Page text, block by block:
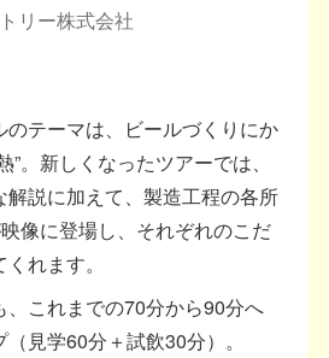
リー株式会社
のテーマは、ビールづくりにか
”。新しくなったツアーでは、
解説に加えて、製造工程の各所
像に登場し、それぞれのこだ
れます。
、これまでの70分から90分へ
見学60分＋試飲30分）。